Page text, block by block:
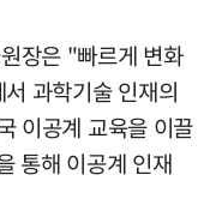
장은 "빠르게 변화
과학기술 인재의
이공계 교육을 이끌
통해 이공계 인재